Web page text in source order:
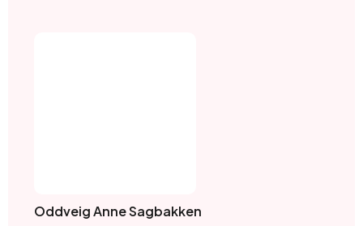
Oddveig Anne Sagbakken